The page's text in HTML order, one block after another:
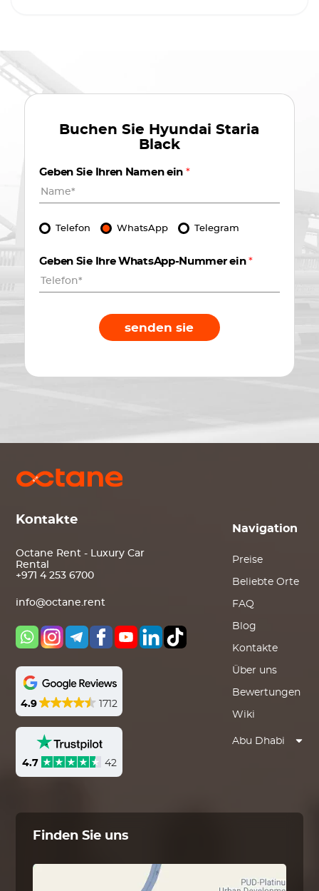
Buchen Sie Hyundai Staria
Black
Geben Sie Ihren Namen ein *
Telefon WhatsApp Telegram
Geben Sie Ihre WhatsApp-Nummer ein*
senden sie
Kontakte
Octane Rent - Luxury Car
Rental
+971 4 253 6700
info@octane.rent
4.9 1712
4.7 42
Navigation
Preise
Beliebte Orte
FAQ
Blog
Kontakte
Über uns
Bewertungen
Wiki
Abu Dhabi
Finden Sie uns